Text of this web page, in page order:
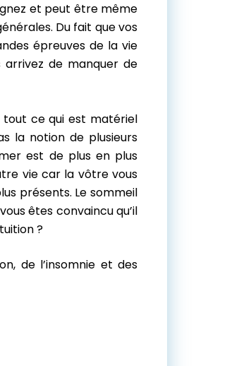
et peut être même
Du fait que vos
épreuves de la vie
arrivez de manquer de
tout ce qui est matériel
la notion de plusieurs
est de plus en plus
vie car la vôtre vous
présents. Le sommeil
êtes convaincu qu’il
?
de l’insomnie et des